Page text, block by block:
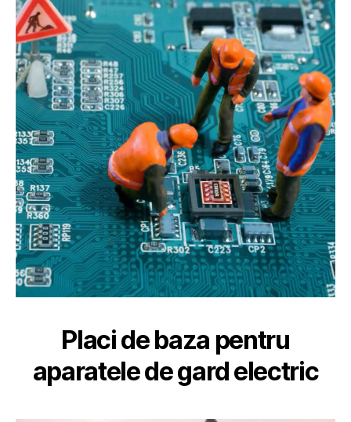
Placi de baza pentru
aparatele de gard electric